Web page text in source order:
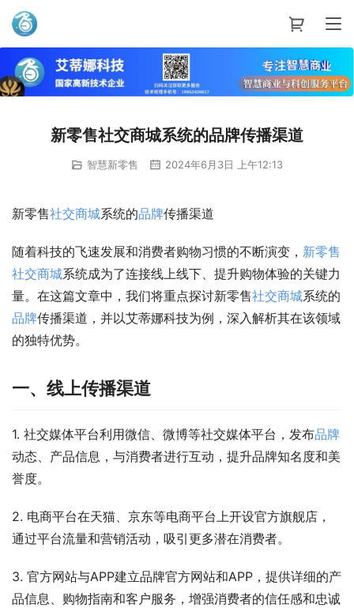
艾蒂娜科技
新零售社交商城系统的品牌传播渠道
智慧新零售 2024年6月3日 上午12:13
新零售社交商城系统的品牌传播渠道
随着科技的飞速发展和消费者购物习惯的不断演变， 新零售
社交商城系统成为了连接线上线下、提升购物体验的关键力
量。在这篇文章中，我们将重点探讨新零售社交商城系统的
品牌传播渠道，并以艾蒂娜科技为例，深入解析其在该领域
的独特优势。
一、线上传播渠道
1. 社交媒体平台利用微信、微博等社交媒体平台，发布品牌
动态、产品信息，与消费者进行互动，提升品牌知名度和美
誉度。
2. 电商平台在天猫、京东等电商平台上开设官方旗舰店，
通过平台流量和营销活动，吸引更多潜在消费者。
3. 官方网站与APP建立品牌官方网站和APP，提供详细的产
品信息、购物指南和客户服务，增强消费者的信任感和忠诚